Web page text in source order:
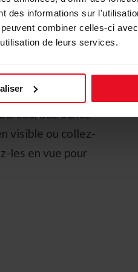
des informations sur
combiner celles-ci
de leurs services.
fournisseurs,
accrochez-
visible ou collez-
les en vue pour